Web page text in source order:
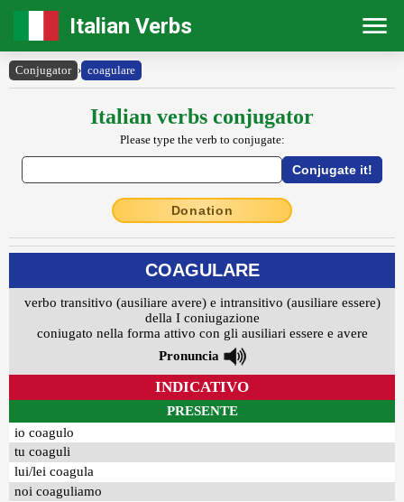
Italian Verbs
Conjugator › coagulare
Italian verbs conjugator
Please type the verb to conjugate:
Donation
COAGULARE
verbo transitivo (ausiliare avere) e intransitivo (ausiliare essere)
della I coniugazione
coniugato nella forma attivo con gli ausiliari essere e avere
Pronuncia
INDICATIVO
PRESENTE
io coagulo
tu coaguli
lui/lei coagula
noi coaguliamo